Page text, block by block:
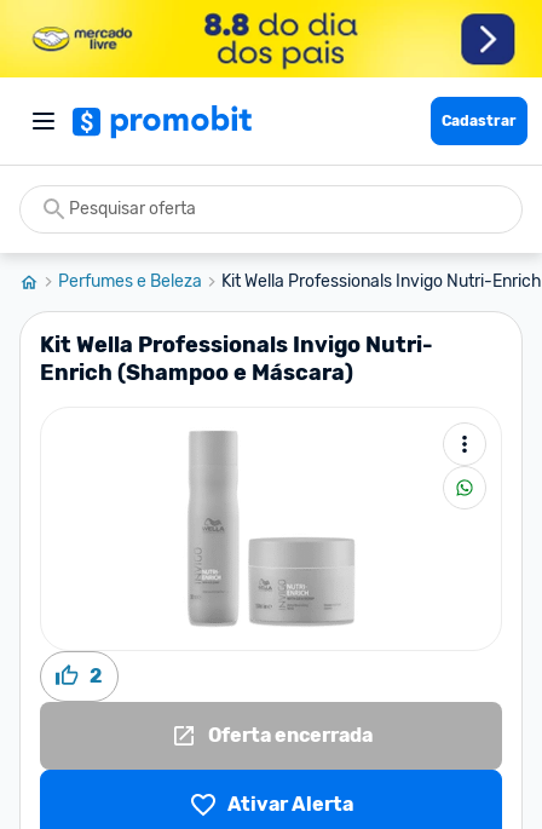
Cadastrar
Perfumes e Beleza Kit Wella Professionals Invigo Nutri-
Kit Wella Professionals Invigo Nutri-
Enrich (Shampoo e Máscara)
2
Oferta encerrada
Ativar Alerta